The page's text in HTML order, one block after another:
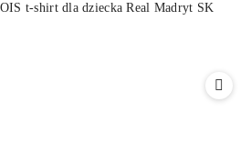
t-shirt dla dziecka Real Madryt SK